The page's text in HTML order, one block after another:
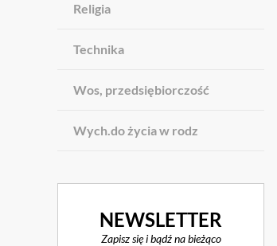
Religia
Technika
Wos, przedsiębiorczość
Wych.do życia w rodz
NEWSLETTER
Zapisz się i bądź na bieżąco